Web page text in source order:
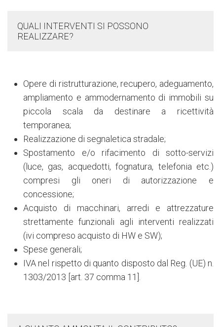
QUALI INTERVENTI SI POSSONO
REALIZZARE?
Opere di ristrutturazione, recupero, adeguamento,
ampliamento e ammodernamento di immobili su
piccola scala da destinare a ricettività
temporanea;
Realizzazione di segnaletica stradale;
Spostamento e/o rifacimento di sotto-servizi
(luce, gas, acquedotti, fognatura, telefonia etc.)
compresi gli oneri di autorizzazione e
concessione;
Acquisto di macchinari, arredi e attrezzature
strettamente funzionali agli interventi realizzati
(ivi compreso acquisto di HW e SW);
Spese generali;
IVA nel rispetto di quanto disposto dal Reg. (UE) n.
1303/2013 [art. 37 comma 11].